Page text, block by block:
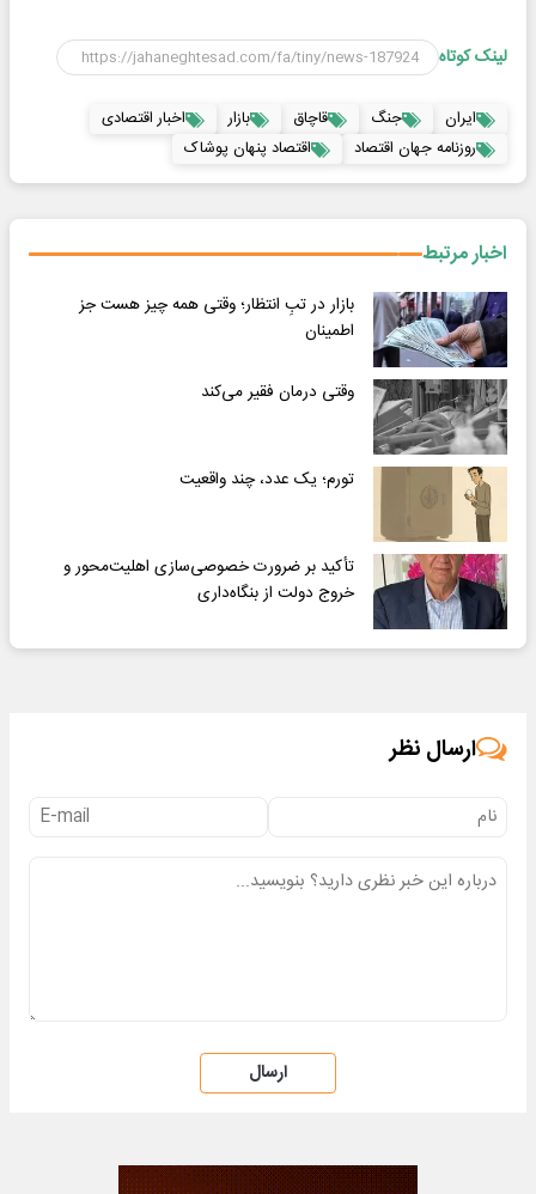
لینک کوتاه
ایران جنگ قاچاق بازار
اخبار اقتصادی
روزنامه جهان اقتصاد
اقتصاد پنهان پوشاک
اخبار مرتبط
بازار در تبِ انتظار؛ وقتی همه چیز هست جز
اطمینان
وقتی درمان فقیر می‌کند
تورم؛ یک عدد، چند واقعیت
تأکید بر ضرورت خصوصی‌سازی اهلیت‌محور و
خروج دولت از بنگاه‌داری
ارسال نظر
ارسال